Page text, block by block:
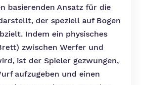
basierenden Ansatz für die
der speziell auf Bogen
Indem ein physisches
zwischen Werfer und
ist der Spieler gezwungen,
aufzugeben und einen